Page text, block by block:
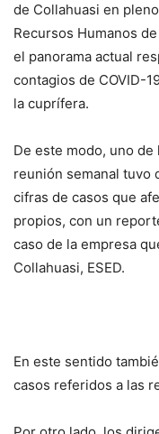
de Collahuasi en
Recursos Humanos
el panorama actual
contagios de COVID-
la cuprífera.
De este modo, uno
reunión semanal tuvo
cifras de casos que
propios, con un
caso de la empresa
Collahuasi, ESED.
En este sentido
casos referidos a las